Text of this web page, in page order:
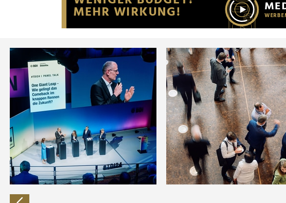
möglicherweise mit weiteren Daten zusammen,
der Dienste gesammelt haben.